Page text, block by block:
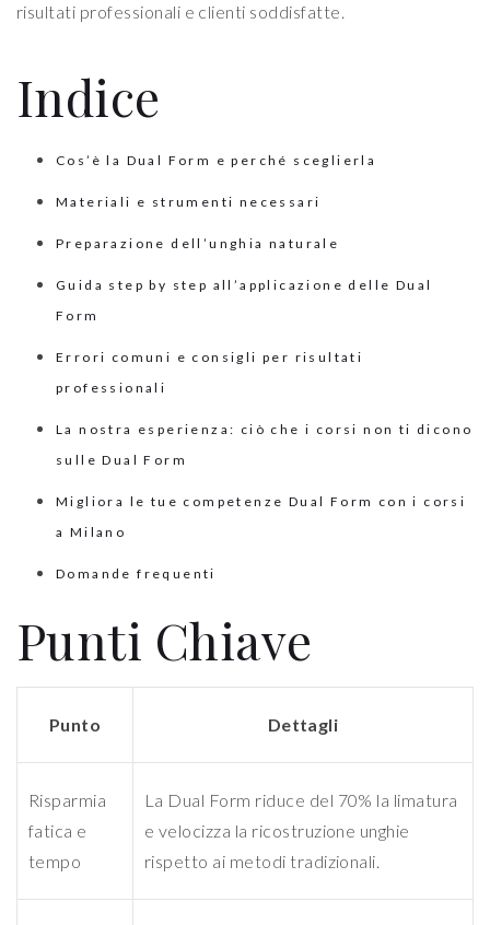
risultati professionali e clienti soddisfatte.
Indice
Cos’è la Dual Form e perché sceglierla
Materiali e strumenti necessari
Preparazione dell’unghia naturale
Guida step by step all’applicazione delle Dual
Form
Errori comuni e consigli per risultati
professionali
La nostra esperienza: ciò che i corsi non ti dicono
sulle Dual Form
Migliora le tue competenze Dual Form con i corsi
a Milano
Domande frequenti
Punti Chiave
Punto Dettagli
Risparmia
fatica e
tempo
La Dual Form riduce del 70% la limatura
e velocizza la ricostruzione unghie
rispetto ai metodi tradizionali.